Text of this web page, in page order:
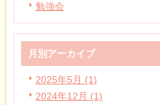
勉強会
月別アーカイブ
2025年5月 (1)
2024年12月 (1)